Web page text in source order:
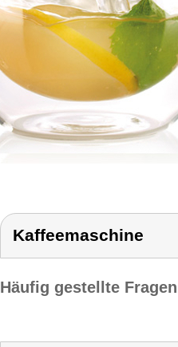
Kaffeemaschine
Häufig gestellte